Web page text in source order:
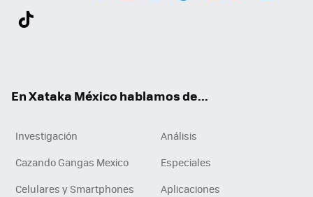
En Xataka México hablamos de...
Investigación
Análisis
Cazando Gangas Mexico
Especiales
Celulares y Smartphones
Aplicaciones